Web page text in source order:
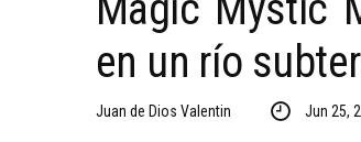
en un río
Juan de Dios Valentin Jun 25,